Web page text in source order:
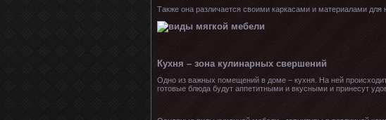
Также она различается своими каркасами и материалами для
Кухня – зона кулинарных свершений
Одно из важных помещений в доме – кухня. На ней
готовые блюда будут аппетитными и вкусными и принесут